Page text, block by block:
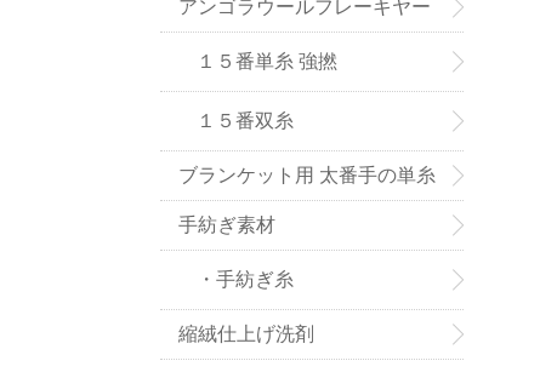
６番単糸
アンゴラウールフレーキヤー
ン １５番糸
１５番単糸 強撚
１５番双糸
ブランケット用 太番手の単糸
手紡ぎ素材
・手紡ぎ糸
縮絨仕上げ洗剤